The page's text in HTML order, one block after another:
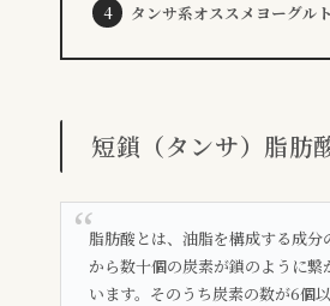
タンサ系オススメヨーグルト
短鎖（タンサ）脂肪
脂肪酸とは、油脂を構成する成分
から数十個の炭素が鎖のように繋
います。そのうち炭素の数が6個